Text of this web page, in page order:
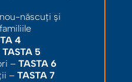
născuți și
4
TASTA 5
– TASTA 6
– TASTA 7